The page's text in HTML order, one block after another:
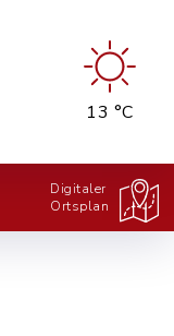
13 °C
Digitaler
Ortsplan